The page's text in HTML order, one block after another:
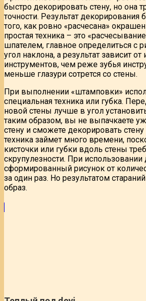
быстро декорировать стену, но она
точности. Результат декорирования
того, как ровно «расчесана»
простая техника – это
шпателем, главное определиться с
угол наклона, а результат зависит
инструментов, чем реже зубья
меньше глазури сотрется со стены.
При выполнении «штамповки»
специальная техника или губка.
новой стены лучше в угол
таким образом, вы не выпачкаете
стену и сможете декорировать
техника займет много времени,
кисточки или губки вдоль стены
скрупулезности. При использовании
сформированный рисунок от
за один раз. Но результатом
образ.